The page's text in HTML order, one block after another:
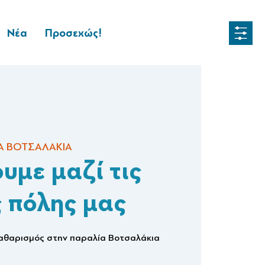
Νέα Προσεχώς!
ΒΟΤΣΑΛΑΚΙΑ
μαζί τις
πόλης μας
στην παραλία Βοτσαλάκια